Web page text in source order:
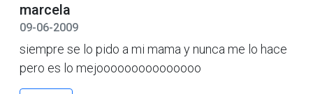
marcela
09-06-2009
siempre se lo pido a mi mama y nunca me lo hace
pero es lo mejooooooooooooooo